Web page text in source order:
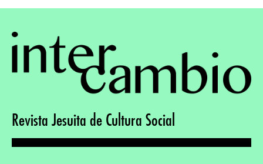
Revista Jesuita de Cultura Social